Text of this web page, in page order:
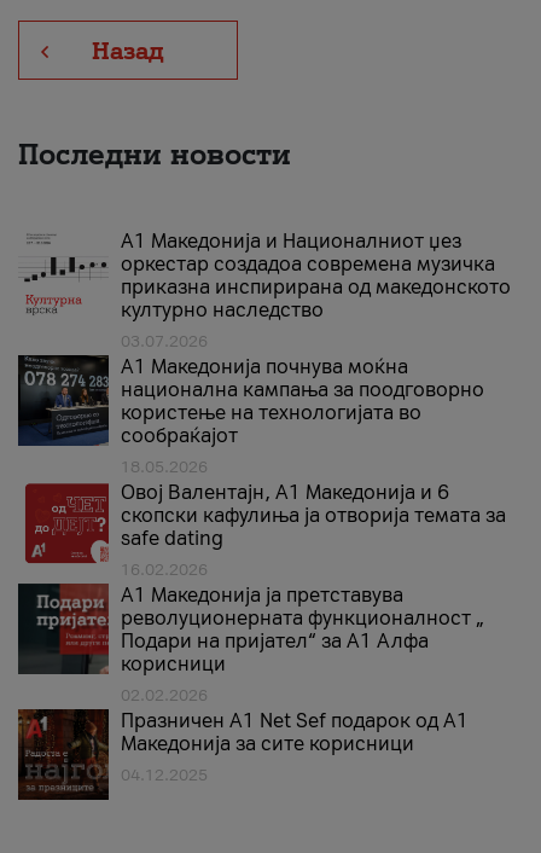
Назад
Последни новости
А1 Македонија и Националниот џез
оркестар создадоа современа музичка
приказна инспирирана од македонското
културно наследство
03.07.2026
A1 Македонија почнува моќна
национална кампања за поодговорно
користење на технологијата во
сообраќајот
18.05.2026
Овој Валентајн, A1 Македонија и 6
скопски кафулиња ја отворија темата за
safe dating
16.02.2026
А1 Македонија ја претставува
револуционерната функционалност „
Подари на пријател“ за А1 Алфа
корисници
02.02.2026
Празничен A1 Net Sеf подарок од А1
Македонија за сите корисници
04.12.2025